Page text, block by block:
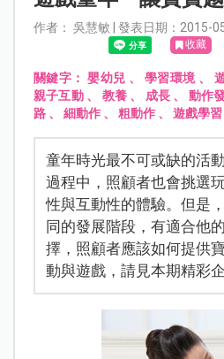
作者： 吳慧敏 | 發表日期：2015-
收藏
關鍵字：嬰幼兒 、 學習環境 、
親子互動、 教養 、 成長 、 動作
路、 細動作、 粗動作、 遊戲學習
童年時光最不可或缺的活
過程中，照顧者也會挑選
性與互動性的體驗。但是
同的發展階段，有適合他
擇，照顧者應該如何提供
動與遊戲，請見本期精彩企